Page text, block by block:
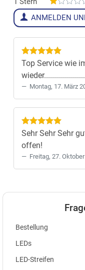
ANMELDEN
Top Service wie
Montag, 17. März
Sehr Sehr Sehr
offen!
Freitag, 27.
Bestellung
LEDs
LED-Streifen